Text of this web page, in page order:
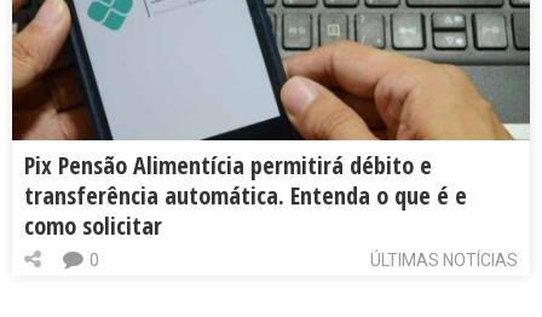
Pix Pensão Alimentícia permitirá débito e
transferência automática. Entenda o que é e
como solicitar
ÚLTIMAS NOTÍCIAS
0